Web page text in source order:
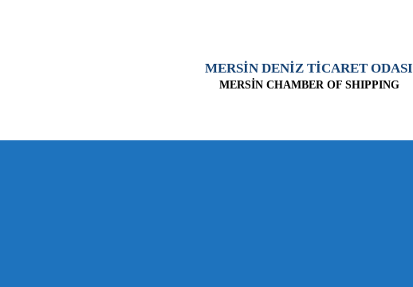
MERSİN DENİZ TİCARET ODASI
MERSİN CHAMBER OF SHIPPING